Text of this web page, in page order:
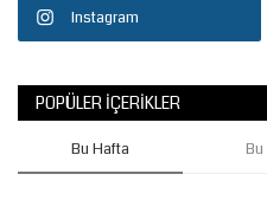
Instagram
POPÜLER İÇERIKLER
Bu Hafta